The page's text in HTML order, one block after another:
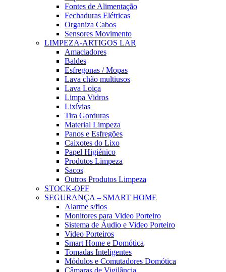
Fontes de Alimentação
Fechaduras Elétricas
Organiza Cabos
Sensores Movimento
LIMPEZA-ARTIGOS LAR
Amaciadores
Baldes
Esfregonas / Mopas
Lava chão multiusos
Lava Loiça
Limpa Vidros
Lixívias
Tira Gorduras
Material Limpeza
Panos e Esfregões
Caixotes do Lixo
Papel Higiénico
Produtos Limpeza
Sacos
Outros Produtos Limpeza
STOCK-OFF
SEGURANÇA – SMART HOME
Alarme s/fios
Monitores para Video Porteiro
Sistema de Áudio e Video Porteiro
Video Porteiros
Smart Home e Domótica
Tomadas Inteligentes
Módulos e Comutadores Domótica
Câmaras de Vigilância